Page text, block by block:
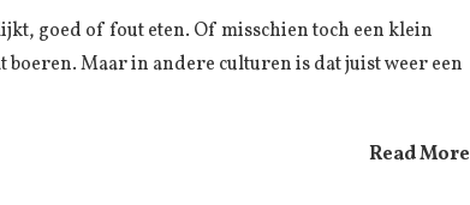
goed of fout eten. Of misschien toch een klein
boeren. Maar in andere culturen is dat juist weer een
Read More